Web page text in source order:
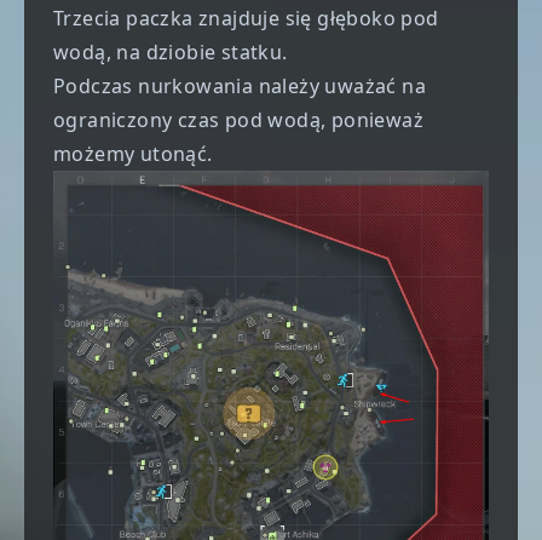
Trzecia paczka znajduje się głęboko pod
wodą, na dziobie statku.
Podczas nurkowania należy uważać na
ograniczony czas pod wodą, ponieważ
możemy utonąć.